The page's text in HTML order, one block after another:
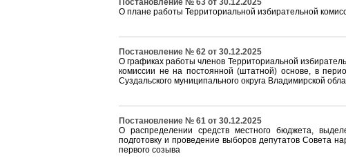
Постановление № 63 от 30.12.2025
О плане работы Территориальной избирательной
Постановление № 62 от 30.12.2025
О графиках работы членов Территориальной
комиссии не на постоянной (штатной) основе, в
Суздальского муниципального округа Владимирской
Постановление № 61 от 30.12.2025
О распределении средств местного бюджета,
подготовку и проведение выборов депутатов Совета
первого созыва